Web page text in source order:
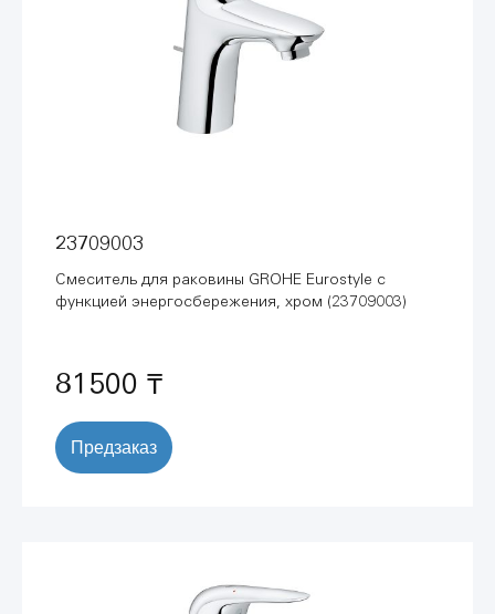
23709003
Смеситель для раковины GROHE Eurostyle с
функцией энергосбережения, хром (23709003)
81500 ₸
Предзаказ